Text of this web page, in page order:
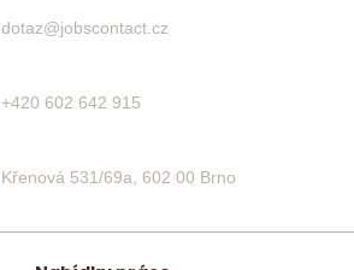
dotaz@jobscontact.cz
+420 602 642 915
Křenová 531/69a, 602 00 Brno